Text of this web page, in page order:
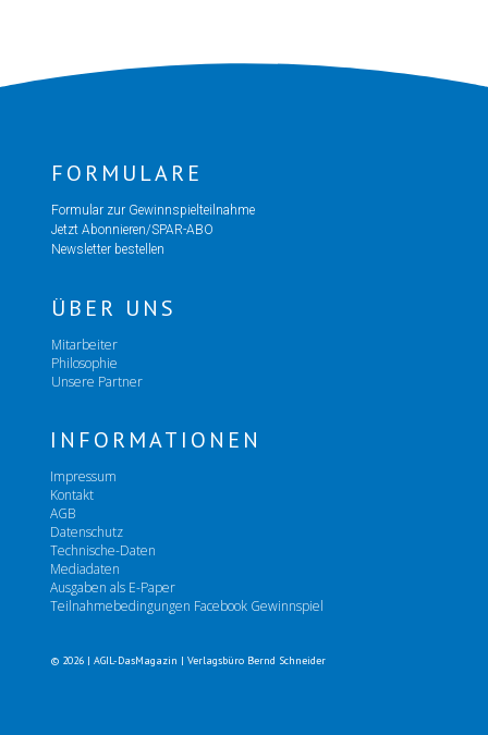
FORMULARE
Formular zur Gewinnspielteilnahme
Jetzt Abonnieren/SPAR-ABO
Newsletter bestellen
ÜBER UNS
Mitarbeiter
Philosophie
Unsere Partner
INFORMATIONEN
Impressum
Kontakt
AGB
Datenschutz
Technische-Daten
Mediadaten
Ausgaben als E-Paper
Teilnahmebedingungen Facebook Gewinnspiel
© 2026 | AGIL-DasMagazin | Verlagsbüro Bernd Schneider